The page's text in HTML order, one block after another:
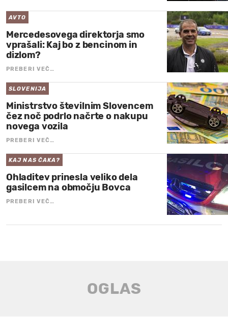
AVTO
Mercedesovega direktorja smo
vprašali: Kaj bo z bencinom in
dizlom?
PREBERI VEČ…
SLOVENIJA
Ministrstvo številnim Slovencem
čez noč podrlo načrte o nakupu
novega vozila
PREBERI VEČ…
KAJ NAS ČAKA?
Ohladitev prinesla veliko dela
gasilcem na območju Bovca
PREBERI VEČ…